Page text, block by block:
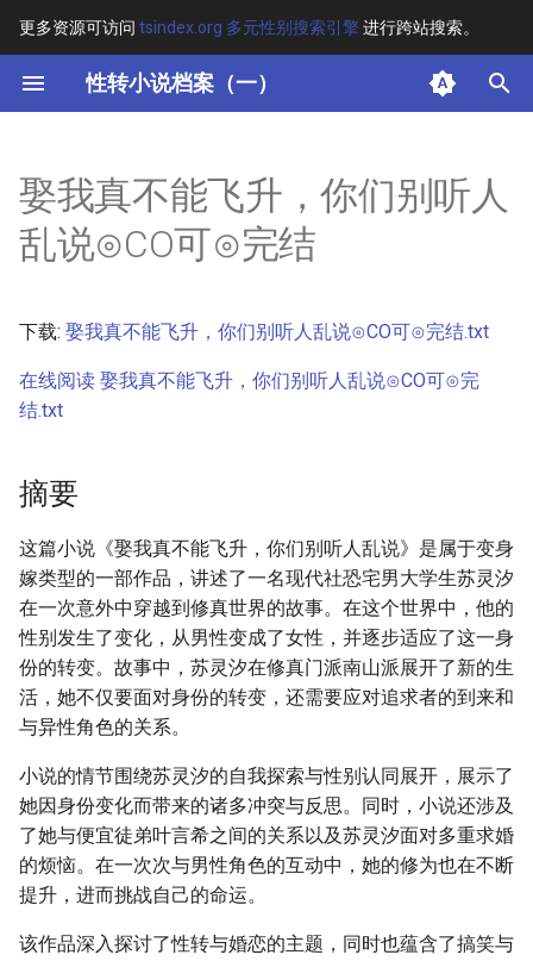
更多资源可访问 tsindex.org 多元性别搜索引擎进行跨站搜索。
性转小说档案（一）
键
开
始
索
其他信息 [Processed Page
Metadata]
娶我真不能飞升，你们别听人
乱说⊙CO可⊙完结
下载: 娶我真不能飞升，你们别听人乱说⊙CO可⊙完结.txt
在线阅读 娶我真不能飞升，你们别听人乱说⊙CO可⊙完
结.txt
摘要
这篇小说《娶我真不能飞升，你们别听人乱说》是属于变身
嫁类型的一部作品，讲述了一名现代社恐宅男大学生苏灵汐
在一次意外中穿越到修真世界的故事。在这个世界中，他的
性别发生了变化，从男性变成了女性，并逐步适应了这一身
份的转变。故事中，苏灵汐在修真门派南山派展开了新的生
活，她不仅要面对身份的转变，还需要应对追求者的到来和
与异性角色的关系。
小说的情节围绕苏灵汐的自我探索与性别认同展开，展示了
她因身份变化而带来的诸多冲突与反思。同时，小说还涉及
了她与便宜徒弟叶言希之间的关系以及苏灵汐面对多重求婚
的烦恼。在一次次与男性角色的互动中，她的修为也在不断
提升，进而挑战自己的命运。
该作品深入探讨了性转与婚恋的主题，同时也蕴含了搞笑与